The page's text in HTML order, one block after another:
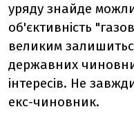
уряду знайде
об'єктивність
великим
державних
інтересів. Не
екс-чиновник.